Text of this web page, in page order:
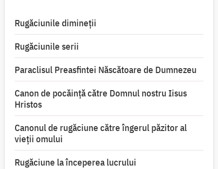
Rugăciunile dimineții
Rugăciunile serii
Paraclisul Preasfintei Născătoare de Dumnezeu
Canon de pocăință către Domnul nostru Iisus
Hristos
Canonul de rugăciune către îngerul păzitor al
vieții omului
Rugăciune la începerea lucrului